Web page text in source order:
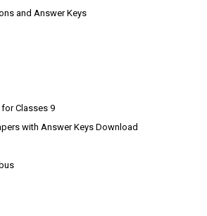
and Answer Keys
for Classes 9
with Answer Keys Download